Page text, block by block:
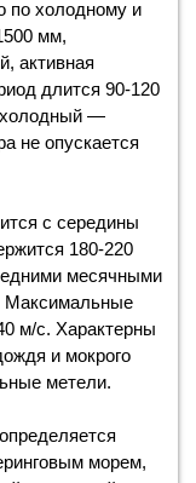
по холодному и
мм,
активная
длится 90-120
холодный —
не опускается
с середины
180-220
месячными
Максимальные
м/с. Характерны
и мокрого
метели.
морем,